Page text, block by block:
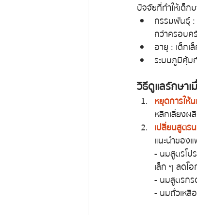
ปัจจัยที่ทำให้เด็ก
กรรมพันธุ์ :
กว่าครอบค
อายุ : เด็กเ
ระบบภูมิคุ้
วิธีดูแลรักษา
หยุดการให้
หลีกเลี่ยงผ
เปลี่ยนสูตร
แนะนำของ
- นมสูตรโป
เล็ก ๆ ลดโ
- นมสูตรกร
- นมถั่วเหลื